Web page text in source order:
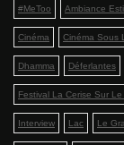
#MeToo Ambiance
Cinéma Cinéma Sous
Dhamma Déferlantes
Festival La Cerise Sur
Interview Lac Le